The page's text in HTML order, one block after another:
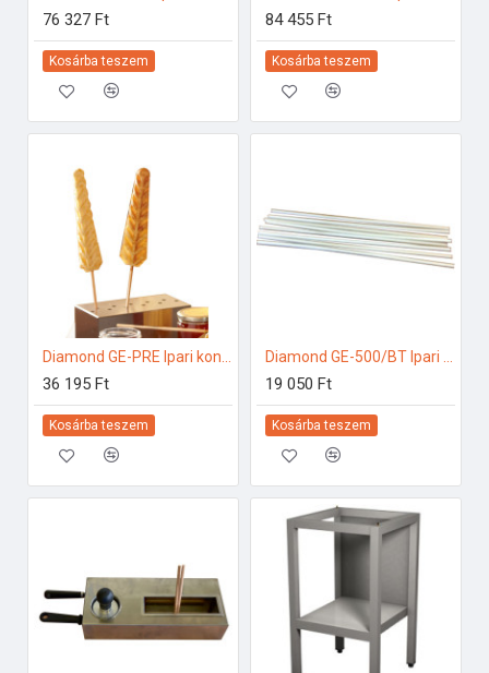
76 327 Ft
Kosárba teszem
84 455 Ft
Kosárba teszem
36 195 Ft
Kosárba teszem
19 050 Ft
Kosárba teszem